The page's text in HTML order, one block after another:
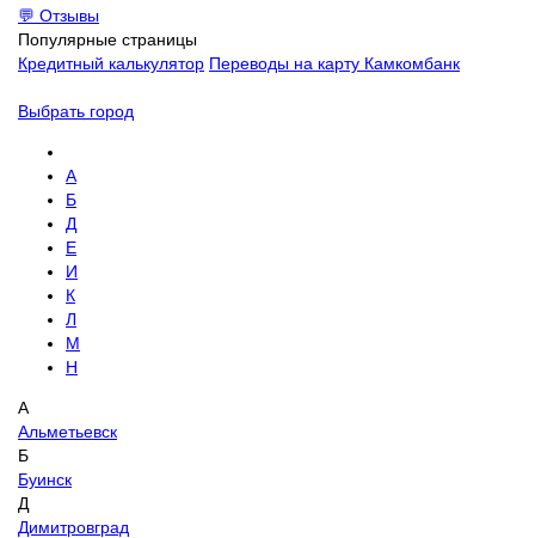
💬 Отзывы
Популярные страницы
Кредитный калькулятор Переводы на карту Камкомбанк
Выбрать город
А
Б
Д
Е
И
К
Л
М
Н
А
Альметьевск
Б
Буинск
Д
Димитровград